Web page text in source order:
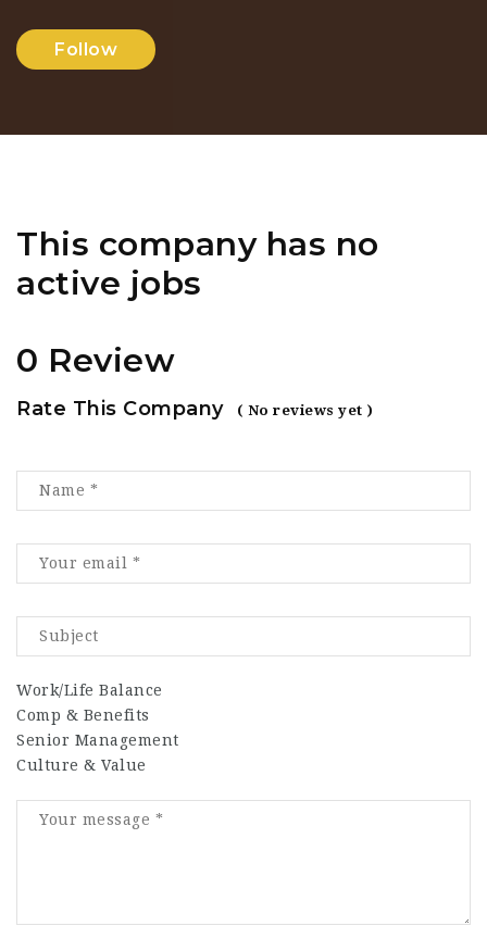
Follow
This company has no
active jobs
0 Review
Rate This Company ( No reviews yet )
Work/Life Balance
Comp & Benefits
Senior Management
Culture & Value